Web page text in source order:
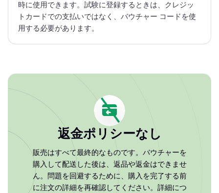
時に使用できます。試験に登録するときは、クレジッ
トカードでの支払いではなく、バウチャー コードを使
用する必要があります。
返金ポリシーなし
販売はすべて最終的なものです。バウチャーを
購入して配送した後は、返品や返金はできませ
ん。問題を回避するために、購入を完了する前
に注文の詳細を再確認してください。詳細につ